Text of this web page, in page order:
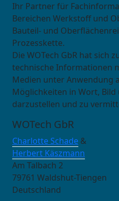
Ihr Partner für
Bereichen Werkstoff und
Bauteil- und
Prozesskette.
Die WOTech GbR hat sich
technische Informationen
Medien unter Anwendung
Möglichkeiten in Wort,
darzustellen und zu
WOTech GbR
Charlotte Schade &
Herbert Käszmann
Am Talbach 2
79761 Waldshut-Tiengen
Deutschland